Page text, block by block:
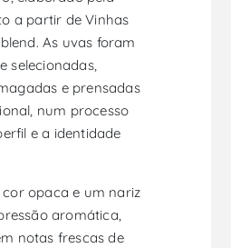
a partir de Vinhas
As uvas foram
selecionadas,
e prensadas
num processo
e a identidade
opaca e um nariz
aromática,
notas frescas de